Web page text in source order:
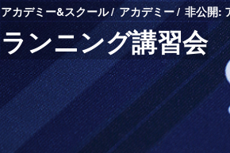
アカデミー&スクール アカデミー 非公開:
ランニング講習会